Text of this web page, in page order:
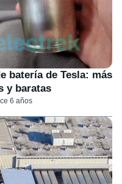
batería de Tesla: más
y baratas
6 años